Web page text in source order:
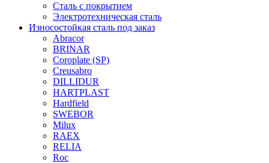
Сталь с покрытием
Электротехническая сталь
Износостойкая сталь под заказ
Abracor
BRINAR
Coroplate (SP)
Creusabro
DILLIDUR
HARTPLAST
Hardfield
SWEBOR
Milux
RAEX
RELIA
Roc